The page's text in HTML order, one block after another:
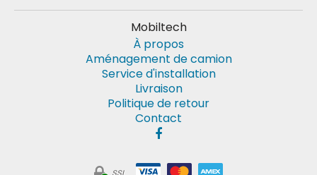
Mobiltech
À propos
Aménagement de camion
Service d'installation
Livraison
Politique de retour
Contact